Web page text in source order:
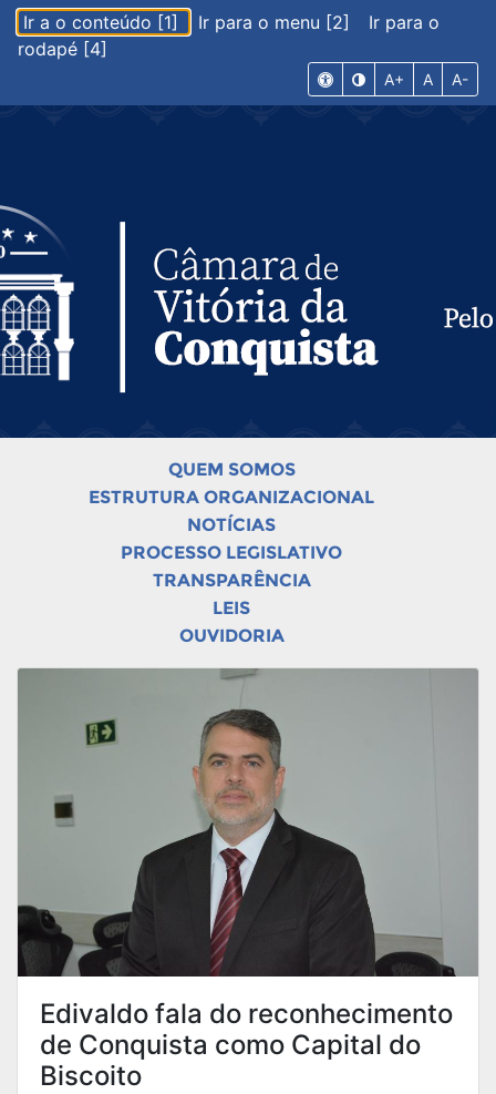
Ir a o conteúdo [1] Ir para o menu [2]
Ir para o
rodapé [4]
A+ A A-
QUEM SOMOS
ESTRUTURA ORGANIZACIONAL
NOTÍCIAS
PROCESSO LEGISLATIVO
TRANSPARÊNCIA
LEIS
OUVIDORIA
Edivaldo fala do reconhecimento
de Conquista como Capital do
Biscoito